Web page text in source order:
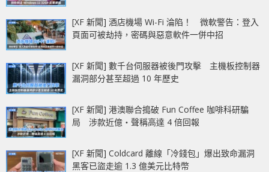
[XF 新聞] 酒店機場 Wi-Fi 淪陷！ 微軟警告：登入
頁面可被劫持，密碼與惡意軟件一併中招
[XF 新聞] 數千台伺服器被後門攻擊 主機板控制器
漏洞部分甚至超過 10 年歷史
[XF 新聞] 港澳聯合搗破 Fun Coffee 咖啡科研騙
局 涉款近億‧聲稱高達 4 倍回報
[XF 新聞] Coldcard 離線「冷錢包」爆出致命漏洞
黑客已盜走逾 1.3 億美元比特幣